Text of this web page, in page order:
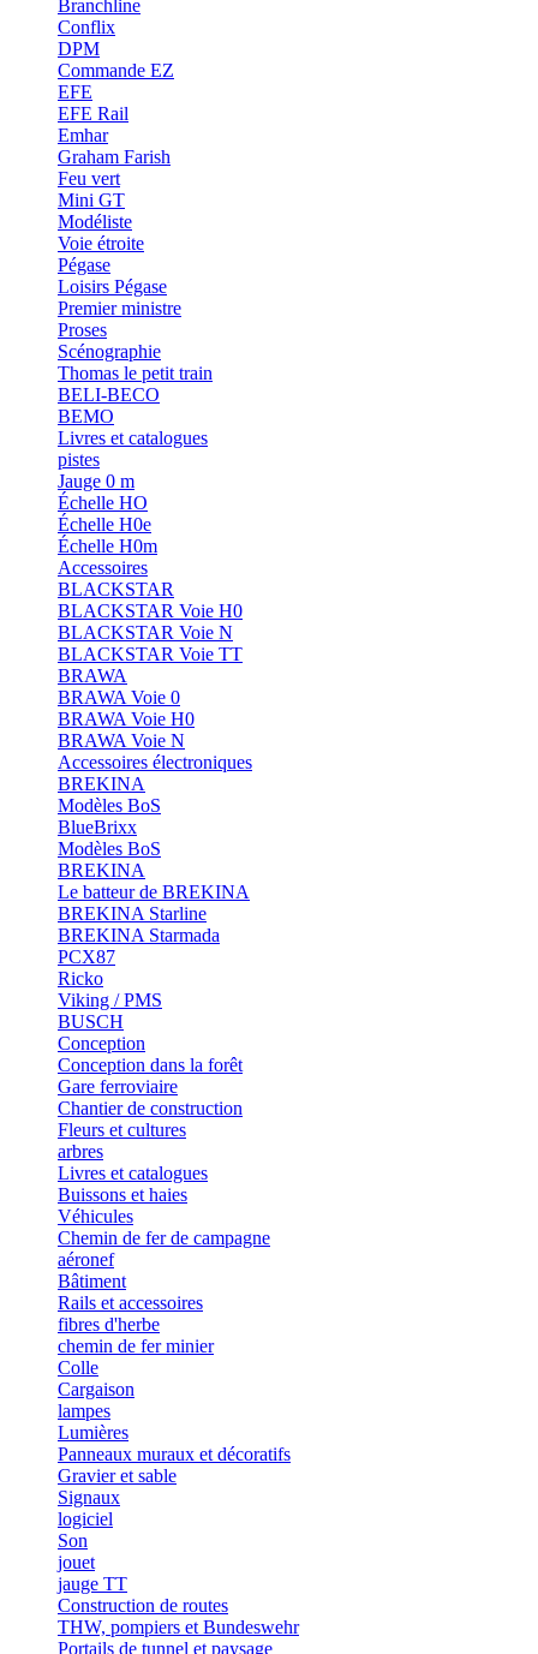
Branchline
Conflix
DPM
Commande EZ
EFE
EFE Rail
Emhar
Graham Farish
Feu vert
Mini GT
Modéliste
Voie étroite
Pégase
Loisirs Pégase
Premier ministre
Proses
Scénographie
Thomas le petit train
BELI-BECO
BEMO
Livres et catalogues
pistes
Jauge 0 m
Échelle HO
Échelle H0e
Échelle H0m
Accessoires
BLACKSTAR
BLACKSTAR Voie H0
BLACKSTAR Voie N
BLACKSTAR Voie TT
BRAWA
BRAWA Voie 0
BRAWA Voie H0
BRAWA Voie N
Accessoires électroniques
BREKINA
Modèles BoS
BlueBrixx
Modèles BoS
BREKINA
Le batteur de BREKINA
BREKINA Starline
BREKINA Starmada
PCX87
Ricko
Viking / PMS
BUSCH
Conception
Conception dans la forêt
Gare ferroviaire
Chantier de construction
Fleurs et cultures
arbres
Livres et catalogues
Buissons et haies
Véhicules
Chemin de fer de campagne
aéronef
Bâtiment
Rails et accessoires
fibres d'herbe
chemin de fer minier
Colle
Cargaison
lampes
Lumières
Panneaux muraux et décoratifs
Gravier et sable
Signaux
logiciel
Son
jouet
jauge TT
Construction de routes
THW, pompiers et Bundeswehr
Portails de tunnel et paysage